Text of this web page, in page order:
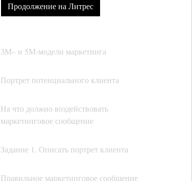
Продолжение на Литрес
ЗМ– и 5М-модели маркетинга
Портрет потенциального клиента
На что должно воздействовать
маркетинговое сообщение
Задание 1. Описать портрет клиента
Правильное маркетинговое сообщение